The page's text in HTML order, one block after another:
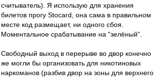
считыватель). Я использую для хранения
билетов прогу Stocard, она сама в правильном
месте код размещает, ни одного сбоя.
Моментальное срабатывание на "зелёный".
Свободный выход в перерыве во двор конечно
же могли бы организовать для никотиновых
наркоманов (разбив двор на зоны для верхнего